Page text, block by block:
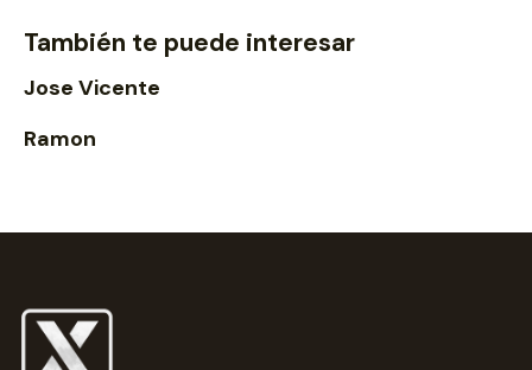
También te puede interesar
Jose Vicente
Ramon